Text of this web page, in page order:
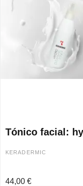
Tónico facial:
keradermic
KERADERMIC
44,00 €